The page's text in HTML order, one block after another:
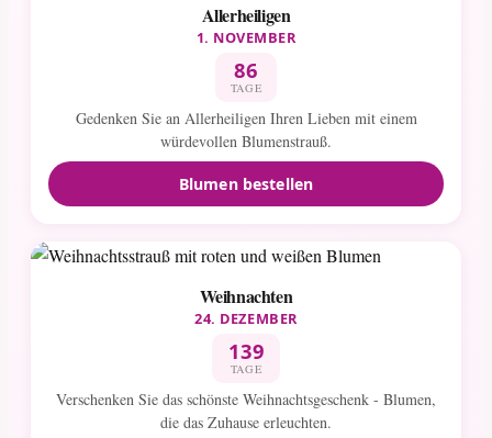
Allerheiligen
1. NOVEMBER
86
TAGE
Gedenken Sie an Allerheiligen Ihren Lieben mit einem
würdevollen Blumenstrauß.
Blumen bestellen
Weihnachten
24. DEZEMBER
139
TAGE
Verschenken Sie das schönste Weihnachtsgeschenk - Blumen,
die das Zuhause erleuchten.